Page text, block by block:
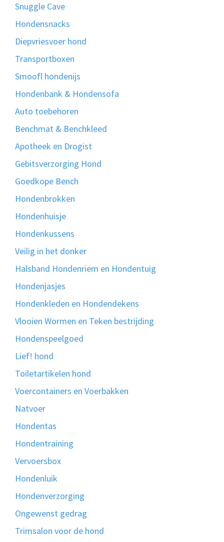
Snuggle Cave
Hondensnacks
Diepvriesvoer hond
Transportboxen
Smoofl hondenijs
Hondenbank & Hondensofa
Auto toebehoren
Benchmat & Benchkleed
Apotheek en Drogist
Gebitsverzorging Hond
Goedkope Bench
Hondenbrokken
Hondenhuisje
Hondenkussens
Veilig in het donker
Halsband Hondenriem en Hondentuig
Hondenjasjes
Hondenkleden en Hondendekens
Vlooien Wormen en Teken bestrijding
Hondenspeelgoed
Lief! hond
Toiletartikelen hond
Voercontainers en Voerbakken
Natvoer
Hondentas
Hondentraining
Vervoersbox
Hondenluik
Hondenverzorging
Ongewenst gedrag
Trimsalon voor de hond